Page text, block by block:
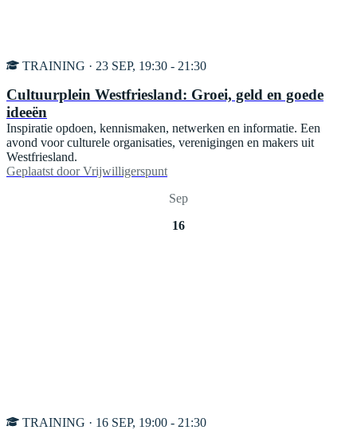
TRAINING · 23 SEP, 19:30 - 21:30
Cultuurplein Westfriesland: Groei, geld en goede
ideeën
Inspiratie opdoen, kennismaken, netwerken en informatie. Een
avond voor culturele organisaties, verenigingen en makers uit
Westfriesland.
Geplaatst door Vrijwilligerspunt
Sep
16
TRAINING · 16 SEP, 19:00 - 21:30